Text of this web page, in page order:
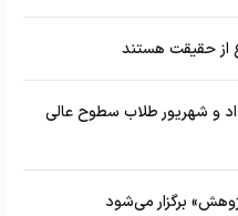
از حقیقت هستند
و شهریور طلاب سطوح عالی
برگزار می‌شود